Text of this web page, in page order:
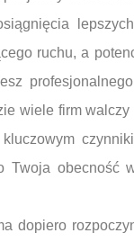
ruchu, a
wiele firm
Twoja obecność
dopiero